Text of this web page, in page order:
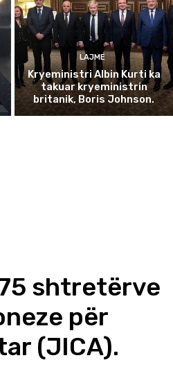
LAJME
Kryeministri Albin Kurti ka
takuar kryeministrin
britanik, Boris Johnson.